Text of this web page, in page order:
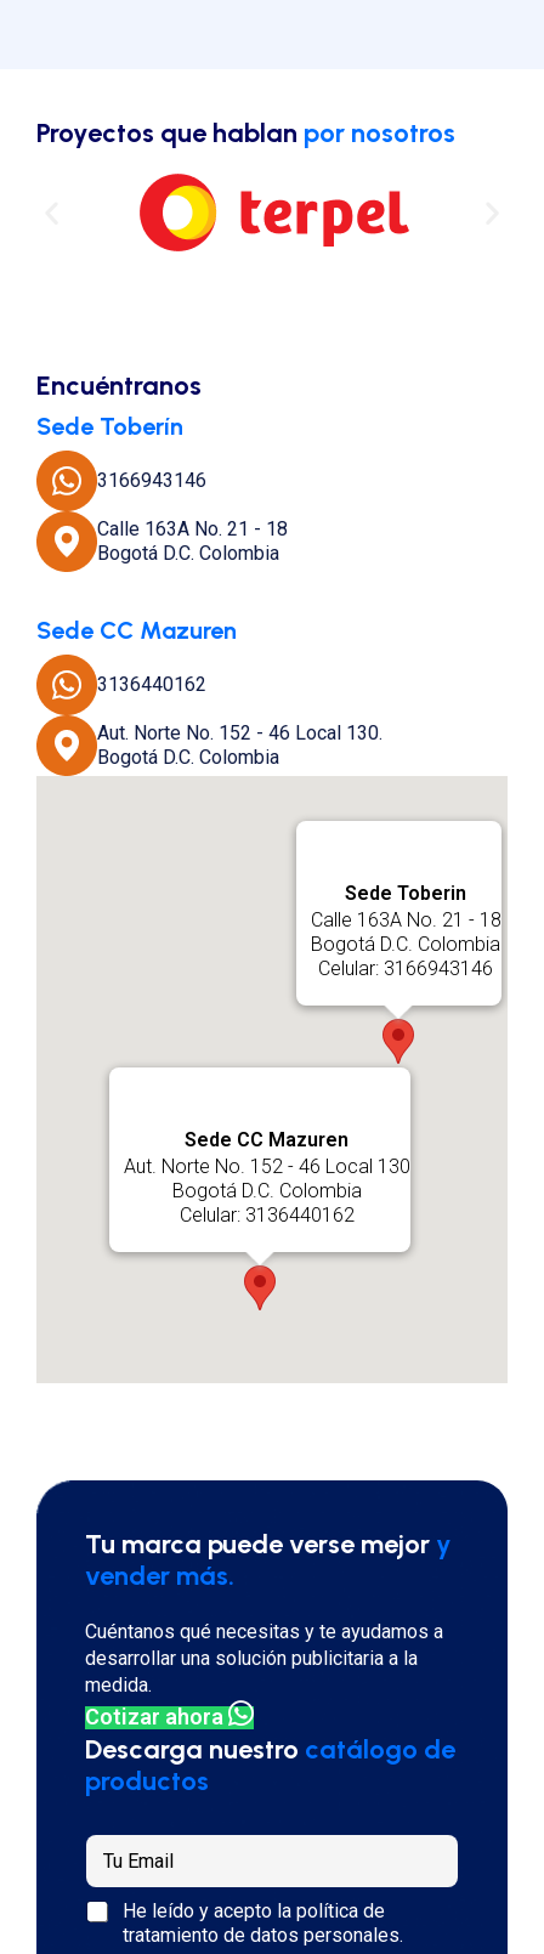
Proyectos que hablan por nosotros
Encuéntranos
Sede Toberín
3166943146
Calle 163A No. 21 - 18
Bogotá D.C. Colombia
Sede CC Mazuren
3136440162
Aut. Norte No. 152 - 46 Local 130.
Bogotá D.C. Colombia
Sede Toberin
Calle 163A No. 21 - 18
Bogotá D.C. Colombia
Celular: 3166943146
Sede CC Mazuren
Aut. Norte No. 152 - 46 Local 130
Bogotá D.C. Colombia
Celular: 3136440162
Tu marca puede verse mejor y
vender más.
Cuéntanos qué necesitas y te ayudamos a
desarrollar una solución publicitaria a la
medida.
Cotizar ahora
Descarga nuestro catálogo de
productos
T
e
me
m
P
He leído y acepto la política de
tratamiento de datos personales.